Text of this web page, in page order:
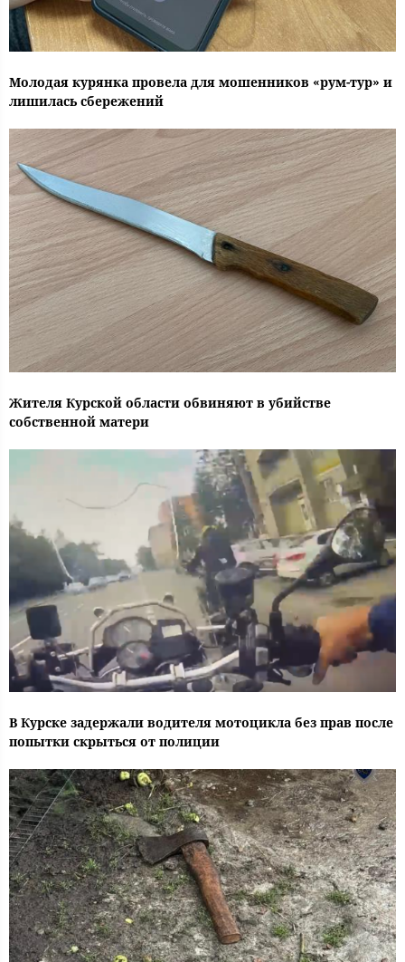
Молодая курянка провела для мошенников «рум-тур» и
лишилась сбережений
Жителя Курской области обвиняют в убийстве
собственной матери
В Курске задержали водителя мотоцикла без прав после
попытки скрыться от полиции